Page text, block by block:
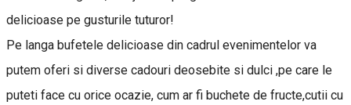
delicioase pe gusturile tuturor!
Pe langa bufetele delicioase din cadrul evenimentelor va
putem oferi si diverse cadouri deosebite si dulci ,pe care le
puteti face cu orice ocazie, cum ar fi buchete de fructe,cutii cu